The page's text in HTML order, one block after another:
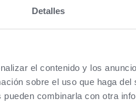
Detalles
el contenido y los
sobre el uso que haga
combinarla con otra
Ofimedic Net con contrato de
un email a
de las actualizaciones sin ningún
mejoras realizadas sobre Ofimedic a